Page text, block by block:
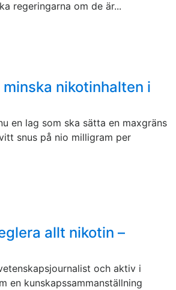
regeringarna om de är...
nikotinhalten i
en lag som ska sätta en maxgräns
snus på nio milligram per
allt nikotin –
och aktiv i
en kunskapssammanställning